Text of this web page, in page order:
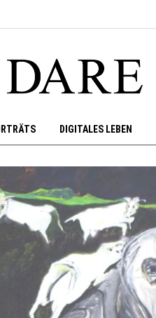
DIGITALES LEBEN